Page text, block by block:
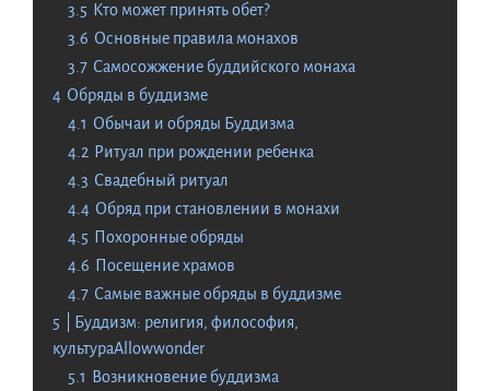
3.5 Кто может принять обет?
3.6 Основные правила монахов
3.7 Самосожжение буддийского монаха
4 Обряды в буддизме
4.1 Обычаи и обряды Буддизма
4.2 Ритуал при рождении ребенка
4.3 Свадебный ритуал
4.4 Обряд при становлении в монахи
4.5 Похоронные обряды
4.6 Посещение храмов
4.7 Самые важные обряды в буддизме
5
| Буддизм: религия, философия,
культураAllowwonder
5.1
Возникновение буддизма